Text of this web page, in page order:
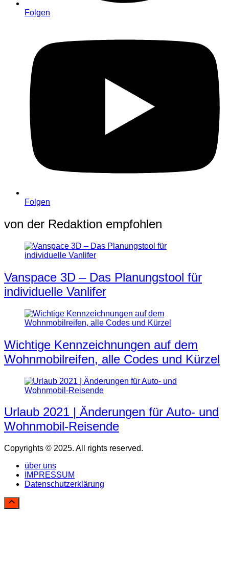
Folgen
Folgen
von der Redaktion empfohlen
Vanspace 3D – Das Planungstool für
individuelle Vanlifer
Wichtige Kennzeichnungen auf dem
Wohnmobilreifen, alle Codes und Kürzel
Urlaub 2021 | Änderungen für Auto- und
Wohnmobil-Reisende
Copyrights © 2025. All rights reserved.
über uns
IMPRESSUM
Datenschutzerklärung